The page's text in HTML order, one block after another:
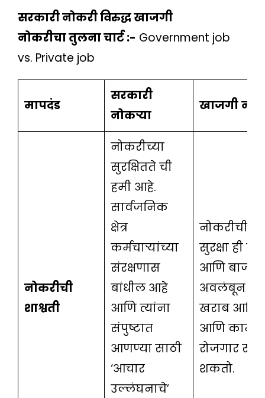
सरकारी नोकरी विरुद्ध खाजगी
नोकरीचा तुलना चार्ट :- Government job
vs. Private job
मापदंड
सरकारी
नोकऱ्या
खाजगी
नोकरीची
शाश्वती
नोकरीच्या
सुरक्षितते ची
हमी आहे.
सार्वजनिक
क्षेत्र
कर्मचार्‍यांच्या
संरक्षणास
बांधील आहे
आणि त्यांना
संपुष्टात
आणण्या साठी
‘आचार
उल्लंघनाचे’
नोकरीची
सुरक्षा ही
आणि
अवलंबून
खराब
आणि
रोजगार
शकतो.